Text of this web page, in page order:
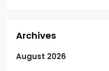
Archives
August 2026